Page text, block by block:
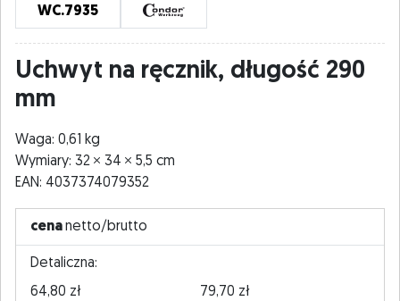
WC.7935
Uchwyt na ręcznik, długość 290
mm
Waga: 0,61 kg
Wymiary: 32
34
5,5 cm
EAN: 4037374079352
cenanetto/brutto
Detaliczna:
64,80 zł
79,70 zł